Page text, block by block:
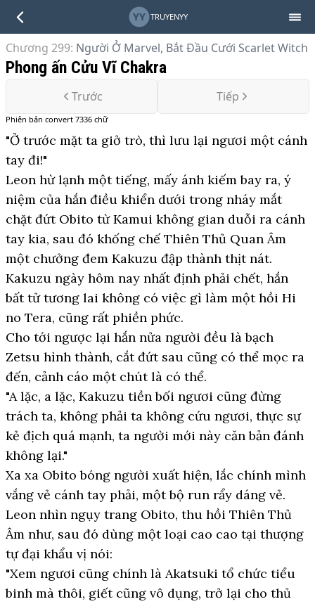
YY TRUYENYY
Chương 299: Người Ở Marvel, Bắt Đầu Cưới Scarlet Witch
Phong ấn Cửu Vĩ Chakra
Trước Tiếp
Phiên bản convert 7336 chữ
"Ở trước mặt ta giở trò, thì lưu lại ngươi một cánh
tay đi!"
Leon hừ lạnh một tiếng, mấy ánh kiếm bay ra, ý
niệm của hắn điều khiển dưới trong nháy mắt
chặt đứt Obito từ Kamui không gian duỗi ra cánh
tay kia, sau đó khống chế Thiên Thủ Quan Âm
một chưởng đem Kakuzu đập thành thịt nát.
Kakuzu ngày hôm nay nhất định phải chết, hắn
bất tử tương lai không có việc gì làm một hồi Hi
no Tera, cũng rất phiền phức.
Cho tới ngược lại hắn nửa người đều là bạch
Zetsu hình thành, cắt đứt sau cũng có thể mọc ra
đến, cảnh cáo một chút là có thể.
"A lặc, a lặc, Kakuzu tiền bối ngươi cũng đừng
trách ta, không phải ta không cứu ngươi, thực sự
kẻ địch quá mạnh, ta người mới này căn bản đánh
không lại."
Xa xa Obito bóng người xuất hiện, lắc chính mình
vắng vẻ cánh tay phải, một bộ run rẩy dáng vẻ.
Leon nhìn ngụy trang Obito, thu hồi Thiên Thủ
Âm như, sau đó dùng một loại cao cao tại thượng
tự đại khẩu vị nói:
"Xem ngươi cũng chính là Akatsuki tổ chức tiểu
binh mà thôi, giết cũng vô dụng, trở lại cho thủ